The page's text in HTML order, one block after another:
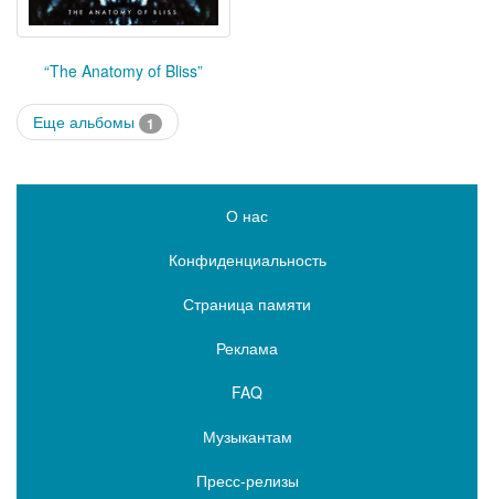
“The Anatomy of Bliss”
Еще альбомы 1
О нас
Конфиденциальность
Страница памяти
Реклама
FAQ
Музыкантам
Пресс-релизы